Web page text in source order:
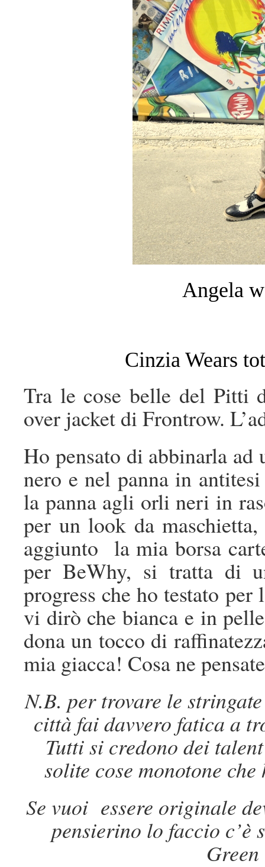
Angela
Cinzia Wears
Tra le cose belle del Pitti
over jacket di Frontrow.
Ho pensato di abbinarla ad
nero e nel panna in
la panna agli orli neri in
per un look da
aggiunto la mia borsa
per BeWhy, si tratta di
progress che ho testato
vi dirò che bianca e in
dona un tocco di
mia giacca! Cosa ne
N.B. per trovare le
città fai davvero fatica a
Tutti si credono dei
solite cose monotone
Se vuoi essere originale
pensierino lo faccio